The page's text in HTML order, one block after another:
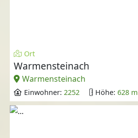
Ort
Warmensteinach
Warmensteinach
Einwohner: 2252 Höhe: 628 m